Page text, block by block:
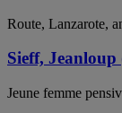
Route, Lanzarote,
Sieff, Jeanloup
Jeune femme